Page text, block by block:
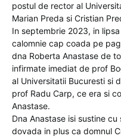
postul de rector al
Marian Preda si Cristian
In septembrie 2023, in
calomnie cap coada pe
dna Roberta Anastase de
infirmate imediat de prof
al Universitatii Bucuresti si
prof Radu Carp, ce era si
Anastase.
Dna Anastase isi sustine
dovada in plus ca domnul